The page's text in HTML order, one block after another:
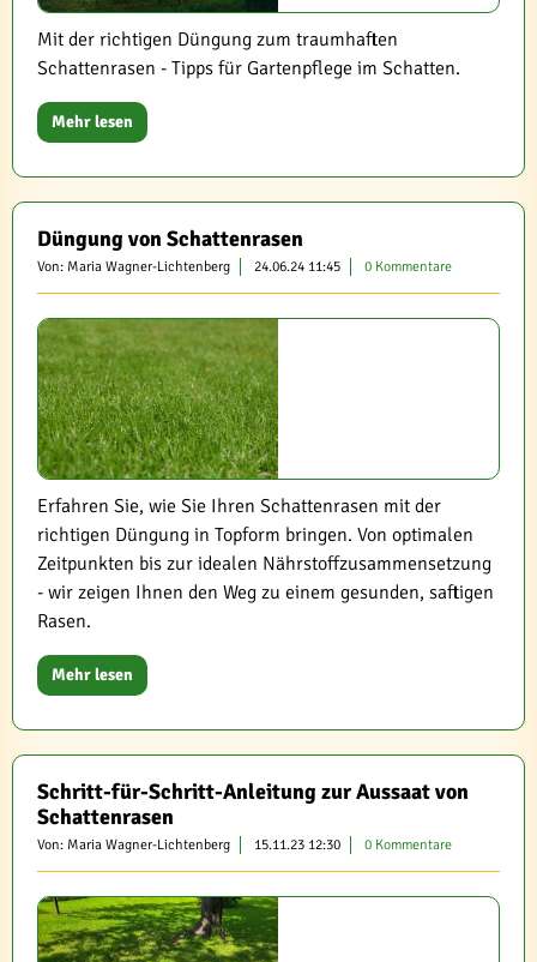
Mit der richtigen Düngung zum traumhaften
Schattenrasen - Tipps für Gartenpflege im Schatten.
Mehr lesen
Düngung von Schattenrasen
Von: Maria Wagner-Lichtenberg 24.06.24 11:45 0 Kommentare
Erfahren Sie, wie Sie Ihren Schattenrasen mit der
richtigen Düngung in Topform bringen. Von optimalen
Zeitpunkten bis zur idealen Nährstoffzusammensetzung
- wir zeigen Ihnen den Weg zu einem gesunden, saftigen
Rasen.
Mehr lesen
Schritt-für-Schritt-Anleitung zur Aussaat von
Schattenrasen
Von: Maria Wagner-Lichtenberg 15.11.23 12:30 0 Kommentare